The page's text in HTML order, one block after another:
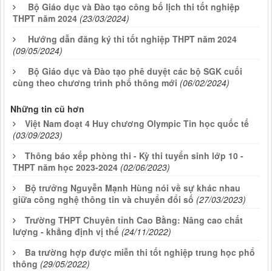
Bộ Giáo dục và Đào tạo công bố lịch thi tốt nghiệp
THPT năm 2024 (23/03/2024)
Hướng dẫn đăng ký thi tốt nghiệp THPT năm 2024
(09/05/2024)
Bộ Giáo dục và Đào tạo phê duyệt các bộ SGK cuối
cùng theo chương trình phổ thông mới (06/02/2024)
Những tin cũ hơn
Việt Nam đoạt 4 Huy chương Olympic Tin học quốc tế
(03/09/2023)
Thông báo xếp phòng thi - Kỳ thi tuyển sinh lớp 10 -
THPT năm học 2023-2024 (02/06/2023)
Bộ trưởng Nguyễn Mạnh Hùng nói về sự khác nhau
giữa công nghệ thông tin và chuyển đổi số (27/03/2023)
Trường THPT Chuyên tỉnh Cao Bằng: Nâng cao chất
lượng - khẳng định vị thế (24/11/2022)
Ba trường hợp được miễn thi tốt nghiệp trung học phổ
thông (29/05/2022)